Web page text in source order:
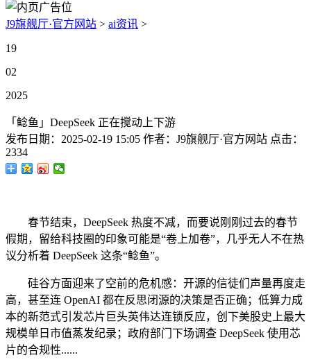
J9旗舰厅·官方网站 > ai资讯 >
19
02
2025
「鲶鱼」DeepSeek 正在搅动上下游
发布日期： 2025-02-19 15:05 作者： J9旗舰厅·官方网站 点击：
2334
春节结束，DeepSeek 热度不减，而要说刚刚过去的春节
假期，留给科技圈的印象可能是“卷上加卷”，几乎无人不在热
议分析着 DeepSeek 这条“鲶鱼”。
硅谷方面迎来了空前的危机感：开源的信徒们声量再度走
高，甚至连 OpenAI 都在反思闭源的决策是否正确；低算力成
本的新范式引发芯片巨头英伟达连锁反应，创下美股史上最大
规模单日市值蒸发纪录；政府部门下场调查 DeepSeek 使用芯
片的合规性......